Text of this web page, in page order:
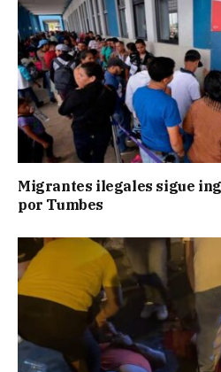
Migrantes ilegales sigue
por Tumbes